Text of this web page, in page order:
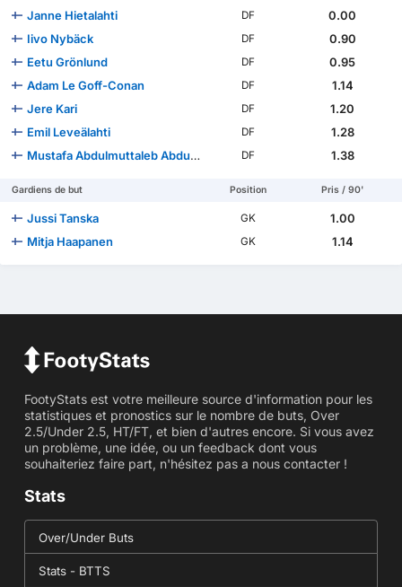
Janne Hietalahti
DF
0.00
Iivo Nybäck
DF
0.90
Eetu Grönlund
DF
0.95
Adam Le Goff-Conan
DF
1.14
Jere Kari
DF
1.20
Emil Leveälahti
DF
1.28
Mustafa Abdulmuttaleb Abdulrasoul
DF 1.38
Gardiens de but Position Pris / 90'
Jussi Tanska GK
1.00
Mitja Haapanen
GK 1.14
FootyStats est votre meilleure source d'information pour les
statistiques et pronostics sur le nombre de buts, Over
2.5/Under 2.5, HT/FT, et bien d'autres encore. Si vous avez
un problème, une idée, ou un feedback dont vous
souhaiteriez faire part, n'hésitez pas a nous contacter !
Stats
Over/Under Buts
Stats - BTTS